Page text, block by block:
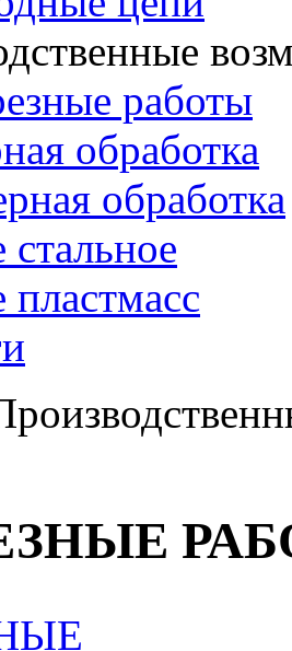
работы
обработка
обработка
стальное
пластмасс